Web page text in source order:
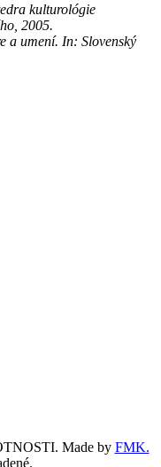
kulturológie
2005.
a umení. In: Slovenský
Made by FMK.